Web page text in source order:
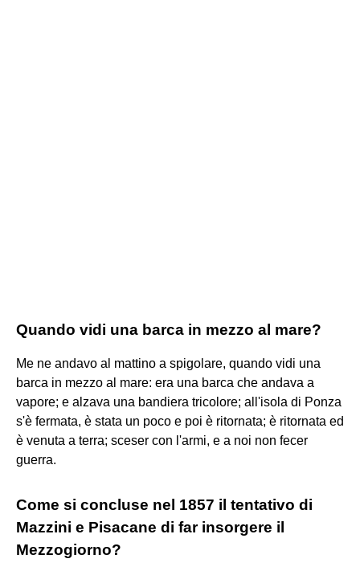
Quando vidi una barca in mezzo al mare?
Me ne andavo al mattino a spigolare, quando vidi una
barca in mezzo al mare: era una barca che andava a
vapore; e alzava una bandiera tricolore; all'isola di Ponza
s'è fermata, è stata un poco e poi è ritornata; è ritornata ed
è venuta a terra; sceser con l'armi, e a noi non fecer
guerra.
Come si concluse nel 1857 il tentativo di
Mazzini e Pisacane di far insorgere il
Mezzogiorno?